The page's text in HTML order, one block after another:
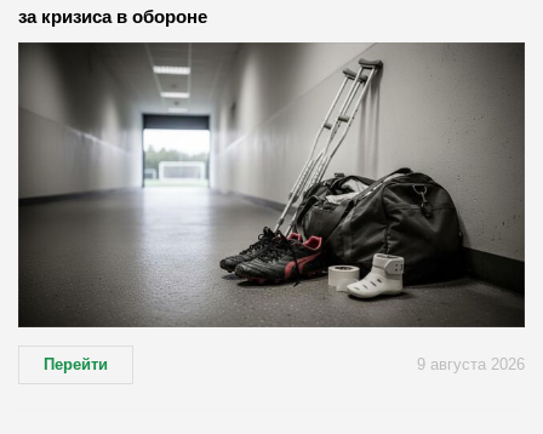
за кризиса в обороне
Перейти 9 августа 2026